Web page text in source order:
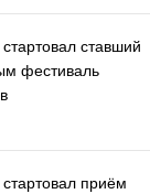
ставший
фестиваль
приём